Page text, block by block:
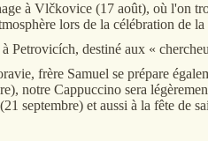
à Vlčkovice (17 août), où
lors de la célébration de
Petrovicích, destiné aux «
frère Samuel se prépare
notre Cappuccino sera
septembre) et aussi à la fête